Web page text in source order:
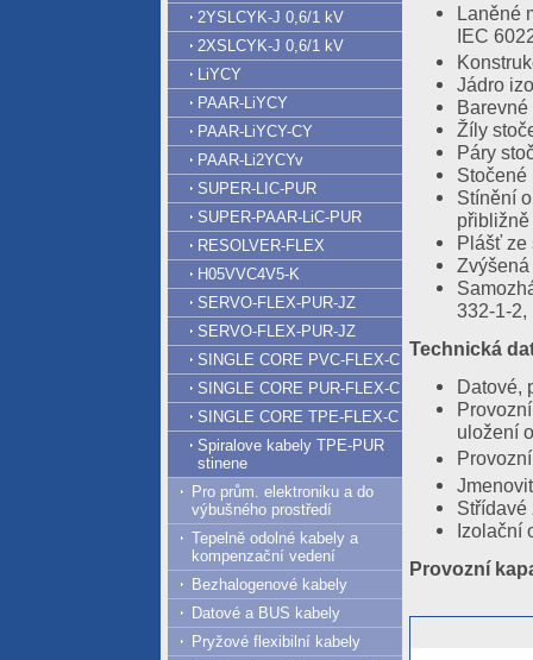
Laněné
IEC
Jádro
Žíly
Páry
Stočené
Stínění
Plášť ze
332-1-2,
Technická
Datové,
uložení
Střídavé
Izolační
Provozní
2YSLCYK-J 0,6/1 kV
2XSLCYK-J 0,6/1 kV
LiYCY
PAAR-LiYCY
PAAR-LiYCY-CY
PAAR-Li2YCYv
SUPER-LIC-PUR
SUPER-PAAR-LiC-PUR
RESOLVER-FLEX
H05VVC4V5-K
SERVO-FLEX-PUR-JZ
SERVO-FLEX-PUR-JZ
SINGLE CORE PVC-FLEX-C
SINGLE CORE PUR-FLEX-C
SINGLE CORE TPE-FLEX-C
Spiralove kabely TPE-PUR
stinene
Pro prům. elektroniku a do
výbušného prostředí
Tepelně odolné kabely a
kompenzační vedení
Bezhalogenové kabely
Datové a BUS kabely
Pryžové flexibilní kabely